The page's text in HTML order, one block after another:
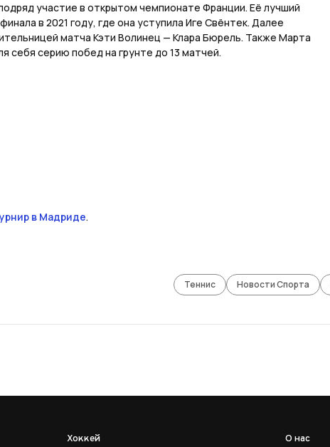
участие в открытом чемпионате Франции. Её лучший
в 2021 году, где она уступила Иге Свёнтек. Далее
матча Кэти Волинец — Клара Бюрель. Также Марта
себя серию побед на грунте до 13 матчей.
в Мадриде.
Теннис Новости Спорта
Хоккей О нас